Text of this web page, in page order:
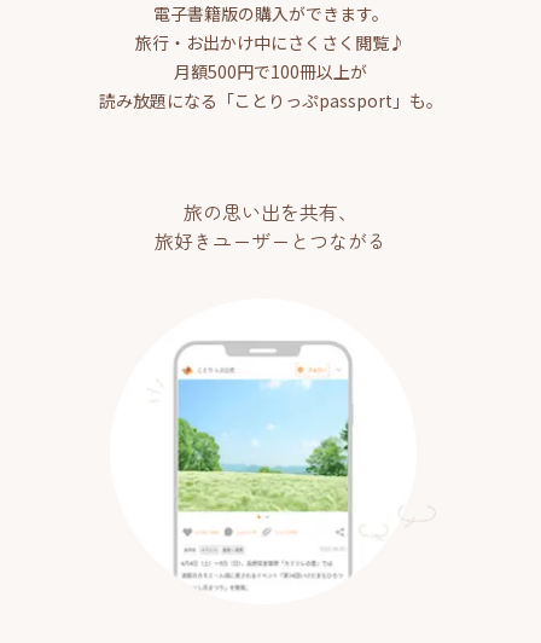
電子書籍版の購入ができます。
旅行・お出かけ中にさくさく閲覧♪
月額500円で100冊以上が
読み放題になる「ことりっぷpassport」も。
旅の思い出を共有、
旅好きユーザーとつながる